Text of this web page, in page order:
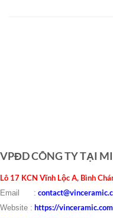
VPĐD CÔNG TY TẠI
Lô 17 KCN Vĩnh Lộc A, Bình
Email :
Website : https://vinceramic.com